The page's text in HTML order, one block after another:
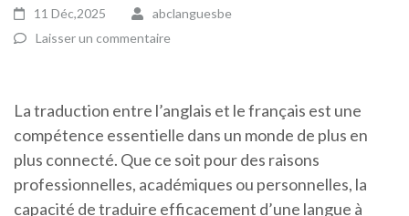
11 Déc,2025
abclanguesbe
Laisser un commentaire
La traduction entre l’anglais et le français est une
compétence essentielle dans un monde de plus en
plus connecté. Que ce soit pour des raisons
professionnelles, académiques ou personnelles, la
capacité de traduire efficacement d’une langue à